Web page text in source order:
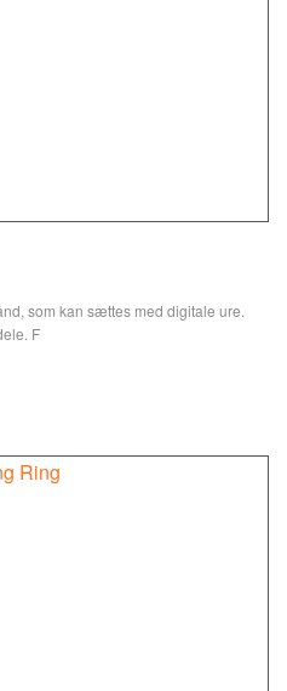
som kan sættes med digitale ure.
F